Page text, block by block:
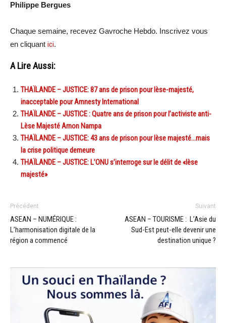
Philippe Bergues
Chaque semaine, recevez Gavroche Hebdo. Inscrivez vous
en cliquant ici.
A Lire Aussi:
THAÏLANDE – JUSTICE: 87 ans de prison pour lèse-majesté,
inacceptable pour Amnesty International
THAÏLANDE – JUSTICE : Quatre ans de prison pour l’activiste anti-
Lèse Majesté Arnon Nampa
THAÏLANDE – JUSTICE: 43 ans de prison pour lèse majesté…mais
la crise politique demeure
THAÏLANDE – JUSTICE: L’ONU s’interroge sur le délit de «lèse
majesté»
Précédent
ASEAN – NUMÉRIQUE :
L’harmonisation digitale de la
région a commencé
Suivant
ASEAN – TOURISME : L’Asie du
Sud-Est peut-elle devenir une
destination unique ?